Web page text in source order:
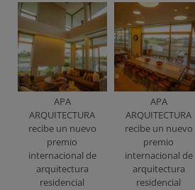
APA
ARQUITECTURA
recibe un nuevo
premio
internacional de
arquitectura
residencial
APA
ARQUITECTURA
recibe un nuevo
premio
internacional de
arquitectura
residencial